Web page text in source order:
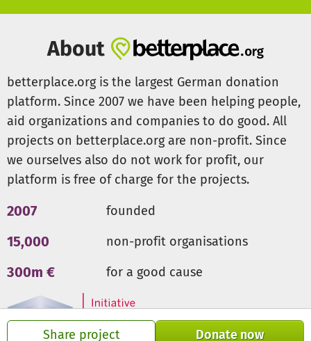
Share project Donate now
About
betterplace.org is the largest German donation
platform. Since 2007 we have been helping people,
aid organizations and companies to do good. All
projects on betterplace.org are non-profit. Since
we ourselves also do not work for profit, our
platform is free of charge for the projects.
2007 founded
15,000 non-profit organisations
300m € for a good cause